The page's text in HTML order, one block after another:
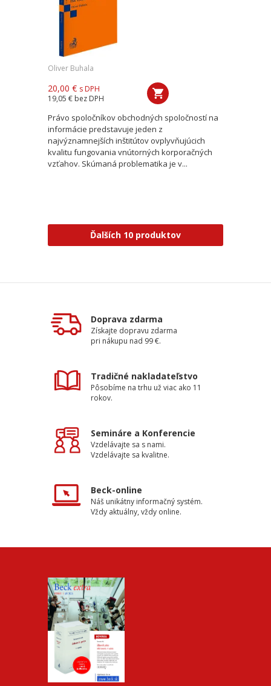
Oliver Buhala
20,00 € s DPH
19,05 € bez DPH
Právo spoločníkov obchodných spoločností na
informácie predstavuje jeden z
najvýznamnejších inštitútov ovplyvňujúcich
kvalitu fungovania vnútorných korporačných
vzťahov. Skúmaná problematika je v...
Ďalších 10 produktov
Doprava zdarma
Získajte dopravu zdarma
pri nákupu nad 99 €.
Tradičné nakladateľstvo
Pôsobíme na trhu už viac ako 11
rokov.
Semináre a Konferencie
Vzdelávajte sa s nami.
Vzdelávajte sa kvalitne.
Beck-online
Náš unikátny informačný systém.
Vždy aktuálny, vždy online.